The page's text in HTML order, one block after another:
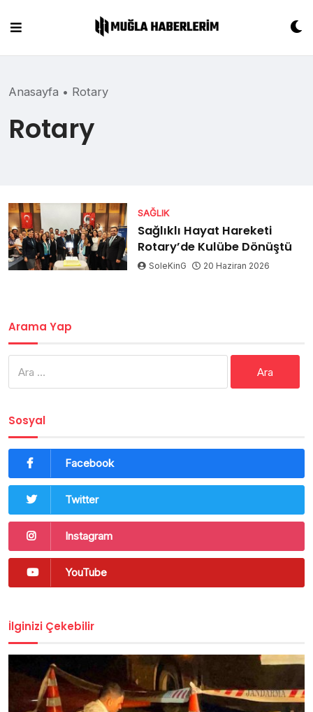
content
Anasayfa • Rotary
Rotary
SAĞLIK
Sağlıklı Hayat Hareketi
Rotary’de Kulübe Dönüştü
SoleKinG 20 Haziran 2026
Arama Yap
Sosyal
Facebook
Twitter
Instagram
YouTube
İlginizi Çekebilir